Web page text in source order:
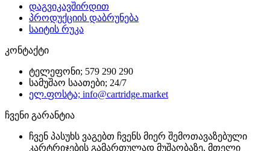
დაგვიკავშირდით
პროდუქციის დაბრუნება
საიტის რუკა
კონტაქტი
ტელეფონი; 579 290 290
სამუშაო საათები; 24/7
ელ.ფოსტა; info@cartridge.market
ჩვენი გარანტია
ჩვენ პასუხს ვაგებთ ჩვენს მიერ შემოთავაზებული
კარტრიჯების გამართულად მუშაობაზე, მთელი